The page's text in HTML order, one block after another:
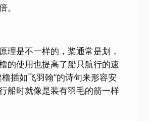
。
理是不一样的，桨通常是划，
的使用也提高了船只航行的速
橹插如飞羽翰”的诗句来形容安
船时就像是装有羽毛的箭一样